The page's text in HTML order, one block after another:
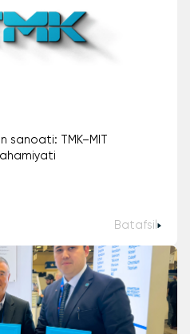
sanoati: TMK–MIT
Batafsil